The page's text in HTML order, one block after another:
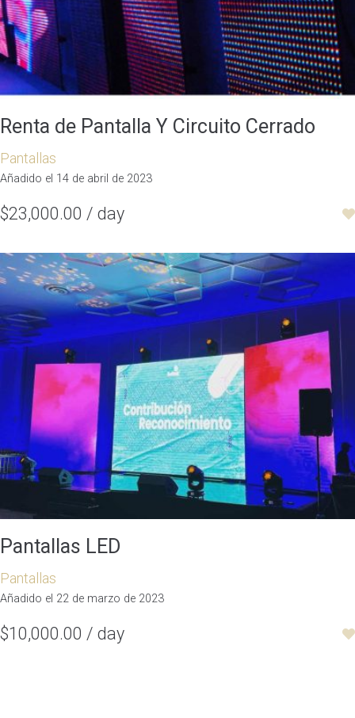
Renta de Pantalla Y Circuito Cerrado
Pantallas
Añadido el 14 de abril de 2023
$23,000.00 / day
Pantallas LED
Pantallas
Añadido el 22 de marzo de 2023
$10,000.00 / day